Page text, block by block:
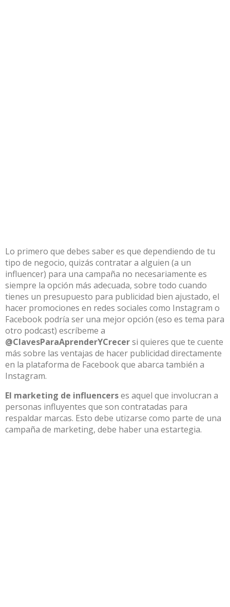
Lo primero que debes saber es que dependiendo de tu
tipo de negocio, quizás contratar a alguien (a un
influencer) para una campaña no necesariamente es
siempre la opción más adecuada, sobre todo cuando
tienes un presupuesto para publicidad bien ajustado, el
hacer promociones en redes sociales como Instagram o
Facebook podría ser una mejor opción (eso es tema para
otro podcast) escríbeme a
@ClavesParaAprenderYCrecersi quieres que te cuente
más sobre las ventajas de hacer publicidad directamente
en la plataforma de Facebook que abarca también a
Instagram.
El marketing de influencerses aquel que involucran a
personas influyentes que son contratadas para
respaldar marcas. Esto debe utizarse como parte de una
campaña de marketing, debe haber una estartegia.